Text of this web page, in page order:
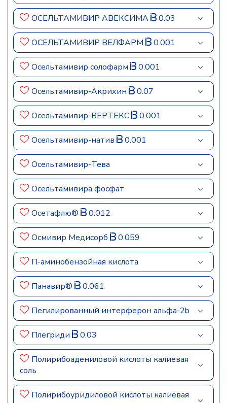
ОСЕЛЬТАМИВИР АВЕКСИМА 0.03
ОСЕЛЬТАМИВИР ВЕЛФАРМ 0.001
Осельтамивир солофарм 0.001
Осельтамивир-Акрихин 0.07
Осельтамивир-ВЕРТЕКС 0.001
Осельтамивир-натив 0.001
Осельтамивир-Тева
Осельтамивира фосфат
Осетафлю® 0.012
Осмивир Медисорб 0.059
П-аминобензойная кислота
Панавир® 0.061
Пегилированный интерферон альфа-2b
Плегриди 0.03
Полирибоадениловой кислоты калиевая
соль
Полирибоуридиловой кислоты калиевая